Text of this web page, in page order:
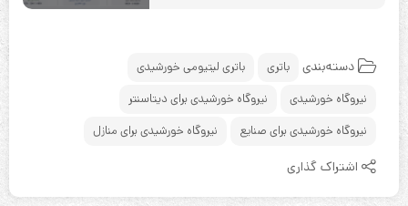
دسته‌بندی باتری
باتری لیتیومی خورشیدی
نیروگاه خورشیدی
نیروگاه خورشیدی برای دیتاسنتر
نیروگاه خورشیدی برای صنایع
نیروگاه خورشیدی برای منازل
اشتراک گذاری